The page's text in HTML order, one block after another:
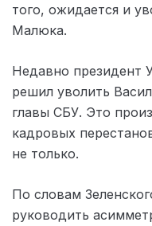
того, ожидается и
Малюка.
Недавно президент
решил уволить
главы СБУ. Это
кадровых
не только.
По словам
руководить